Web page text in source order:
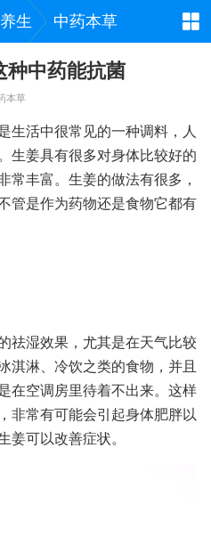
生 中药本草
种中药能抗菌
本草
生活中很常见的一种调料，人
生姜具有很多对身体比较好的
常丰富。生姜的做法有很多，
管是作为药物还是食物它都有
祛湿效果，尤其是在天气比较
淇淋、冷饮之类的食物，并且
在空调房里待着不出来。这样
非常有可能会引起身体肥胖以
姜可以改善症状。